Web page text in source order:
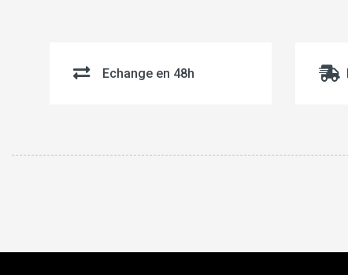
Echange en 48h